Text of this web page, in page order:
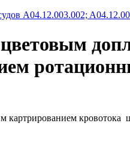
A04.12.003.002;